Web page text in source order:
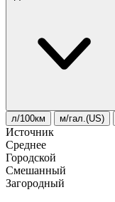
л/100км м/гал.(US)
Источник
Среднее
Городской
Смешанный
Загородный